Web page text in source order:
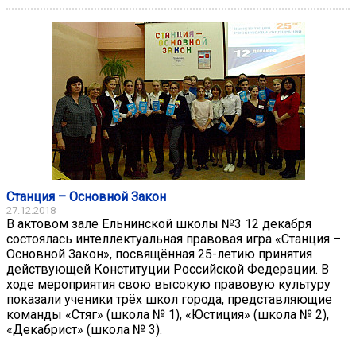
Станция – Основной Закон
27.12.2018
В актовом зале Ельнинской школы №3 12 декабря
состоялась интеллектуальная правовая игра «Станция –
Основной Закон», посвящённая 25-летию принятия
действующей Конституции Российской Федерации. В
ходе мероприятия свою высокую правовую культуру
показали ученики трёх школ города, представляющие
команды «Стяг» (школа № 1), «Юстиция» (школа № 2),
«Декабрист» (школа № 3).